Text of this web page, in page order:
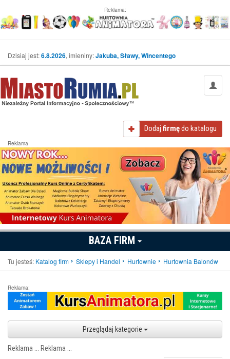
Reklama:
Dzisiaj jest:6.8.2026, imieniny:Jakuba, Sławy, Wincentego
Dodaj firmędo katalogu
Reklama
BAZA FIRM
Tu jesteś: Katalog firm Sklepy i Handel Hurtownie Hurtownia Balonów
Reklama:
Przeglądaj kategorie
Reklama ... Reklama ...